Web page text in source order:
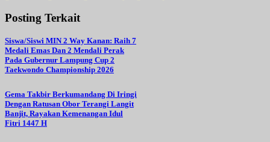
Posting Terkait
Siswa/Siswi MIN 2 Way Kanan: Raih 7
Medali Emas Dan 2 Mendali Perak
Pada Gubernur Lampung Cup 2
Taekwondo Championship 2026
Gema Takbir Berkumandang Di Iringi
Dengan Ratusan Obor Terangi Langit
Banjit, Rayakan Kemenangan Idul
Fitri 1447 H